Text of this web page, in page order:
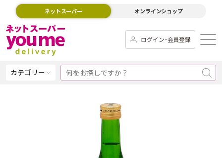
ネットスーパー オンラインショップ
ログイン･会員登録
カテゴリー